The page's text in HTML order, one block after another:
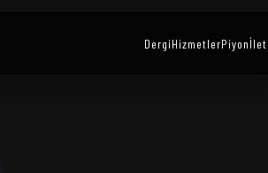
DergiHizmetlerPiyon